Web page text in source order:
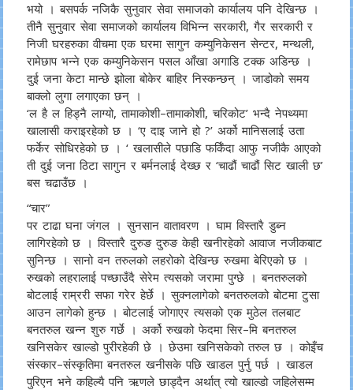
भयो । बसपर्क नजिकै सुनुवार सेवा समाजको कार्यालय पनि देखिन्छ ।
तीनै सुनुवार सेवा समाजको कार्यालय विभिन्न सरकारी, गैर सरकारी र
निजी घरहरुका वीचमा एक घरमा सागुन कम्युनिकेसन सेन्टर, मन्थली,
रामेछाप भन्ने एक कम्युनिकेसन पसल आँखा अगाडि टक्क अडिन्छ ।
दुई जना केटा मान्छे झोला बोकेर बाहिर निस्कन्छन् । जाडोको समय
बाक्लो लुगा लगाएका छन् ।
‘ल है ल हिड्नै लाग्यो, तामाकोशी–तामाकोशी, चरिकोट’ भन्दै नेपथ्यमा
खालासी कराइरहेको छ । ‘ए दाइ जाने हो ?’ अर्को मानिसलाई उता
फर्केर सोधिरहेको छ । ‘ खलासीले पछाडि फर्किँदा आफु नजीकै आएको
ती दुई जना ठिटा सागुन र बर्मनलाई देख्छ र ‘चाढौं चाढौं सिट खाली छ’
बस चढाउँछ ।
“चार”
पर टाढा घना जंगल । सुनसान वातावरण । घाम विस्तारै डुब्न
लागिरहेको छ । विस्तारै दुरुङ दुरुङ केही खनीरहेको आवाज नजीकबाट
सुनिन्छ । सानो वन तरुलको लहरोको देखिन्छ रुखमा बेरिएको छ ।
रुखको लहरालाई पच्छाउँदै सेरेम त्यसको जरामा पुग्छे । बनतरुलको
बोटलाई राम्ररी सफा गरेर हेर्छे । सुक्नलागेको बनतरुलको बोटमा टुसा
आउन लागेको हुन्छ । बोटलाई जोगाएर त्यसको एक मुठेल तलबाट
बनतरुल खन्न शुरु गर्छे । अर्को रुखको फेदमा सिर–मि बनतरुल
खनिसकेर खाल्डो पुरीरहेकी छे । छेउमा खनिसकेको तरुल छ । कोइँच
संस्कार–संस्कृतिमा बनतरुल खनीसके पछि खाडल पुर्नु पर्छ । खाडल
पुरिएन भने कहिल्यै पनि ऋणले छाड्दैन अर्थात् त्यो खाल्डो जहिलेसम्म